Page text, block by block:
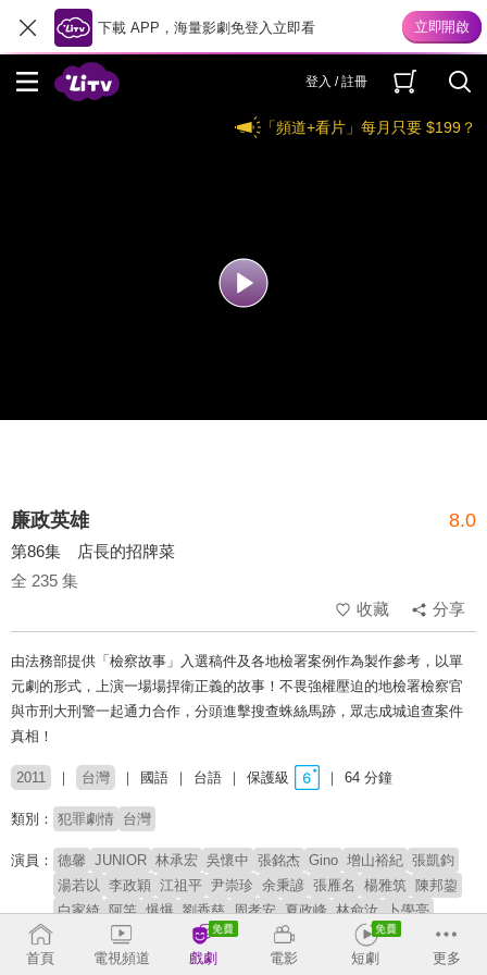
下載 APP，海量影劇免登入立即看
登入 / 註冊
「頻道+看片」每月只要 $199？
廉政英雄 8.0
第86集 店長的招牌菜
全 235 集
收藏
分享
由法務部提供「檢察故事」入選稿件及各地檢署案例作為製作參考，以單
元劇的形式，上演一場場捍衛正義的故事！不畏強權壓迫的地檢署檢察官
與市刑大刑警一起通力合作，分頭進擊搜查蛛絲馬跡，眾志成城追查案件
真相！
2011 台灣 國語 台語 保護級 64 分鐘
類別： 犯罪劇情 台灣
演員： 德馨 JUNIOR 林承宏 吳懷中 張銘杰 Gino 增山裕紀 張凱鈞
湯若以 李政穎 江祖平 尹崇珍 余秉諺 張雁名 楊雅筑 陳邦鋆
白家綺 阿竿 爆爆 劉香慈 周孝安 夏政峰 林俞汝 卜學亮
狄志杰 潘慧如 張瓊姿 李佳豫 章永華 王希華 文汶
首頁 電視頻道 戲劇 電影 短劇 更多